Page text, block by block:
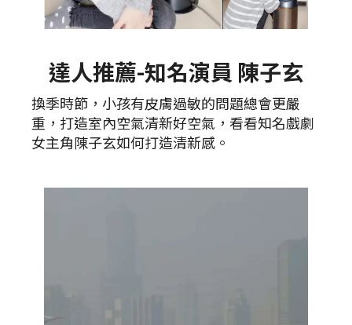
達人推薦-知名演員 陳子玄
換季時節，小孩有皮膚過敏的問題總會更嚴
重，打造室內空氣清新好空氣，看看知名戲劇
女主角陳子玄如何打造清新感。